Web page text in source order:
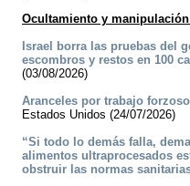
Ocultamiento y
Israel borra las pruebas del
escombros y restos en 100
(03/08/2026)
Aranceles por trabajo
Estados Unidos (24/07/2026)
“Si todo lo demás falla,
alimentos ultraprocesados
obstruir las normas